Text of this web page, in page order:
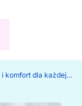
52/54 Sukienki – styl i komfort dla każdej sylwetki